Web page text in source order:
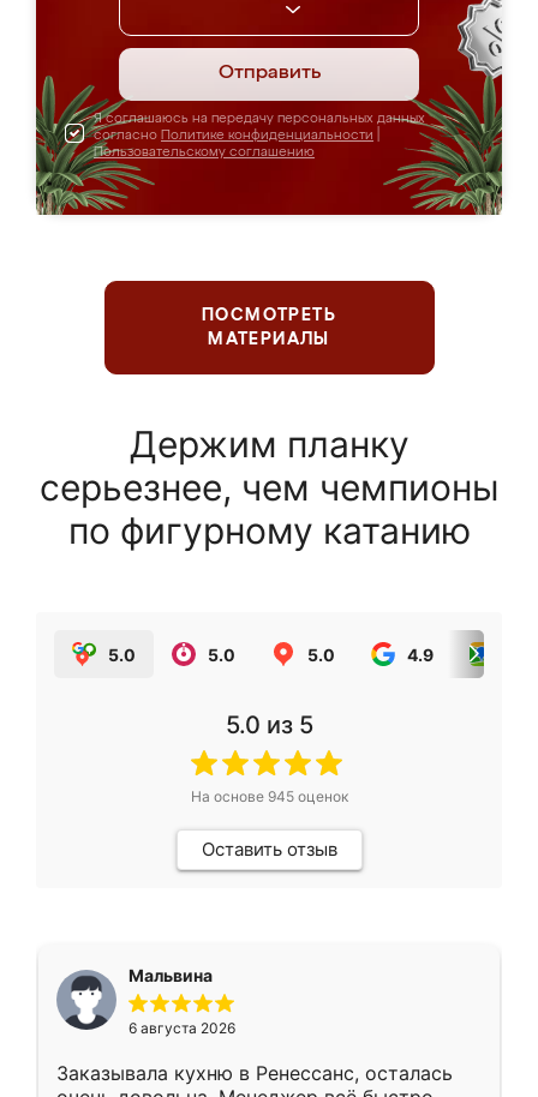
Отправить
Я соглашаюсь на передачу персональных данных
согласно Политике конфиденциальности
Пользовательскому соглашению
ПОСМОТРЕТЬ
МАТЕРИАЛЫ
Держим планку
серьезнее, чем чемпионы
по фигурному катанию
5.0 5.0 5.0 4.9
5.0 из 5
На основе 945оценок
Оставить отзыв
Мальвина
6 августа 2026
Заказывала кухню в Ренессанс, осталась